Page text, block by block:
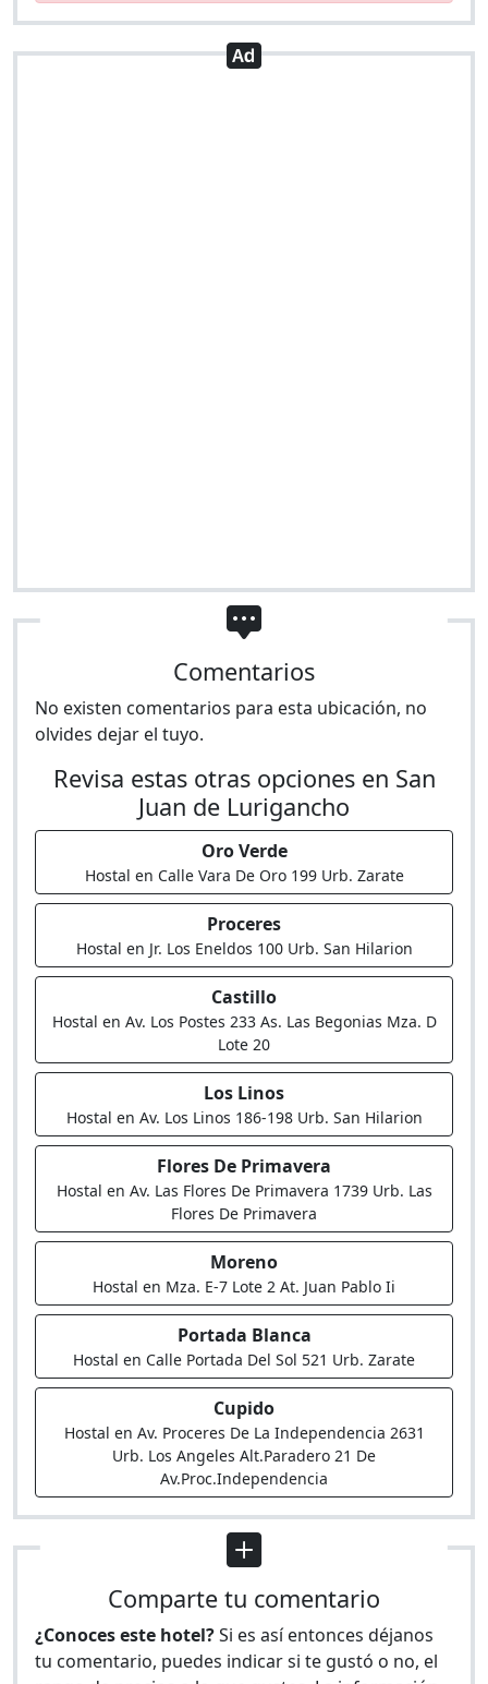
Comentarios
No existen comentarios para esta ubicación, no
olvides dejar el tuyo.
Revisa estas otras opciones en San
Juan de Lurigancho
Oro Verde
Hostal en Calle Vara De Oro 199 Urb. Zarate
Proceres
Hostal en Jr. Los Eneldos 100 Urb. San Hilarion
Castillo
Hostal en Av. Los Postes 233 As. Las Begonias Mza. D
Lote 20
Los Linos
Hostal en Av. Los Linos 186-198 Urb. San Hilarion
Flores De Primavera
Hostal en Av. Las Flores De Primavera 1739 Urb. Las
Flores De Primavera
Moreno
Hostal en Mza. E-7 Lote 2 At. Juan Pablo Ii
Portada Blanca
Hostal en Calle Portada Del Sol 521 Urb. Zarate
Cupido
Hostal en Av. Proceres De La Independencia 2631
Urb. Los Angeles Alt.Paradero 21 De
Av.Proc.Independencia
Comparte tu comentario
¿Conoces este hotel?Si es así entonces déjanos
tu comentario, puedes indicar si te gustó o no, el